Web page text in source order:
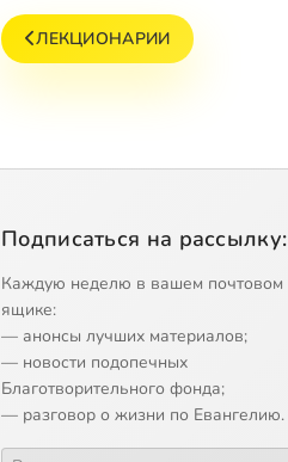
ЛЕКЦИОНАРИИ
Подписаться на рассылку:
Каждую неделю в вашем почтовом
ящике:
— анонсы лучших материалов;
— новости подопечных
Благотворительного фонда;
— разговор о жизни по Евангелию.